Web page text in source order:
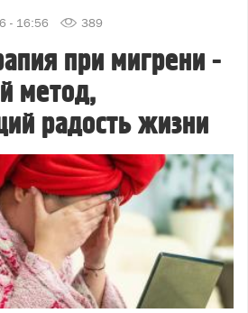
- 16:56 389
при мигрени -
метод,
радость жизни